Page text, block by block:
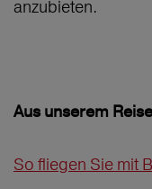
anzubieten.
Aus unserem
So fliegen Sie mit